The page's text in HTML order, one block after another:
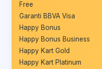
Free
Garanti BBVA Visa
Happy Bonus
Happy Bonus Business
Happy Kart Gold
Happy Kart Platinum